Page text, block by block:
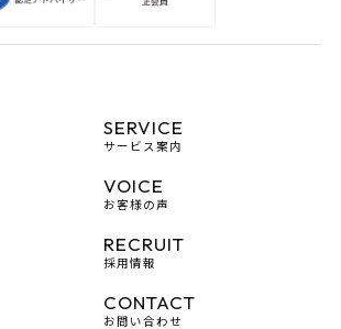
SERVICE
サービス案内
VOICE
お客様の声
RECRUIT
採用情報
CONTACT
お問い合わせ